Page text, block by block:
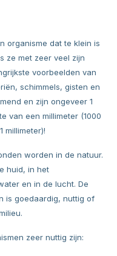
organisme dat te klein is
ze met zeer veel zijn
voorbeelden van
schimmels, gisten en
en zijn ongeveer 1
van een millimeter (1000
millimeter)!
worden in de natuur.
huid, in het
en in de lucht. De
is goedaardig, nuttig of
zeer nuttig zijn: